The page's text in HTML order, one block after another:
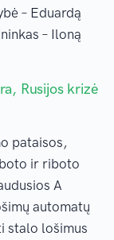
– Eduardą
– Iloną
Rusijos krizė
pataisos,
ir riboto
A
automatų
stalo lošimus